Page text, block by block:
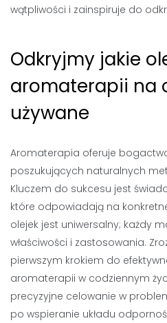
wątpliwości i zainspiruje do
Odkryjmy jakie
aromaterapii na
używane
Aromaterapia oferuje
poszukujących naturalnych
Kluczem do sukcesu jest
które odpowiadają na
olejek jest uniwersalny; każdy
właściwości i zastosowania.
pierwszym krokiem do
aromaterapii w codziennym
precyzyjne celowanie w
po wspieranie układu